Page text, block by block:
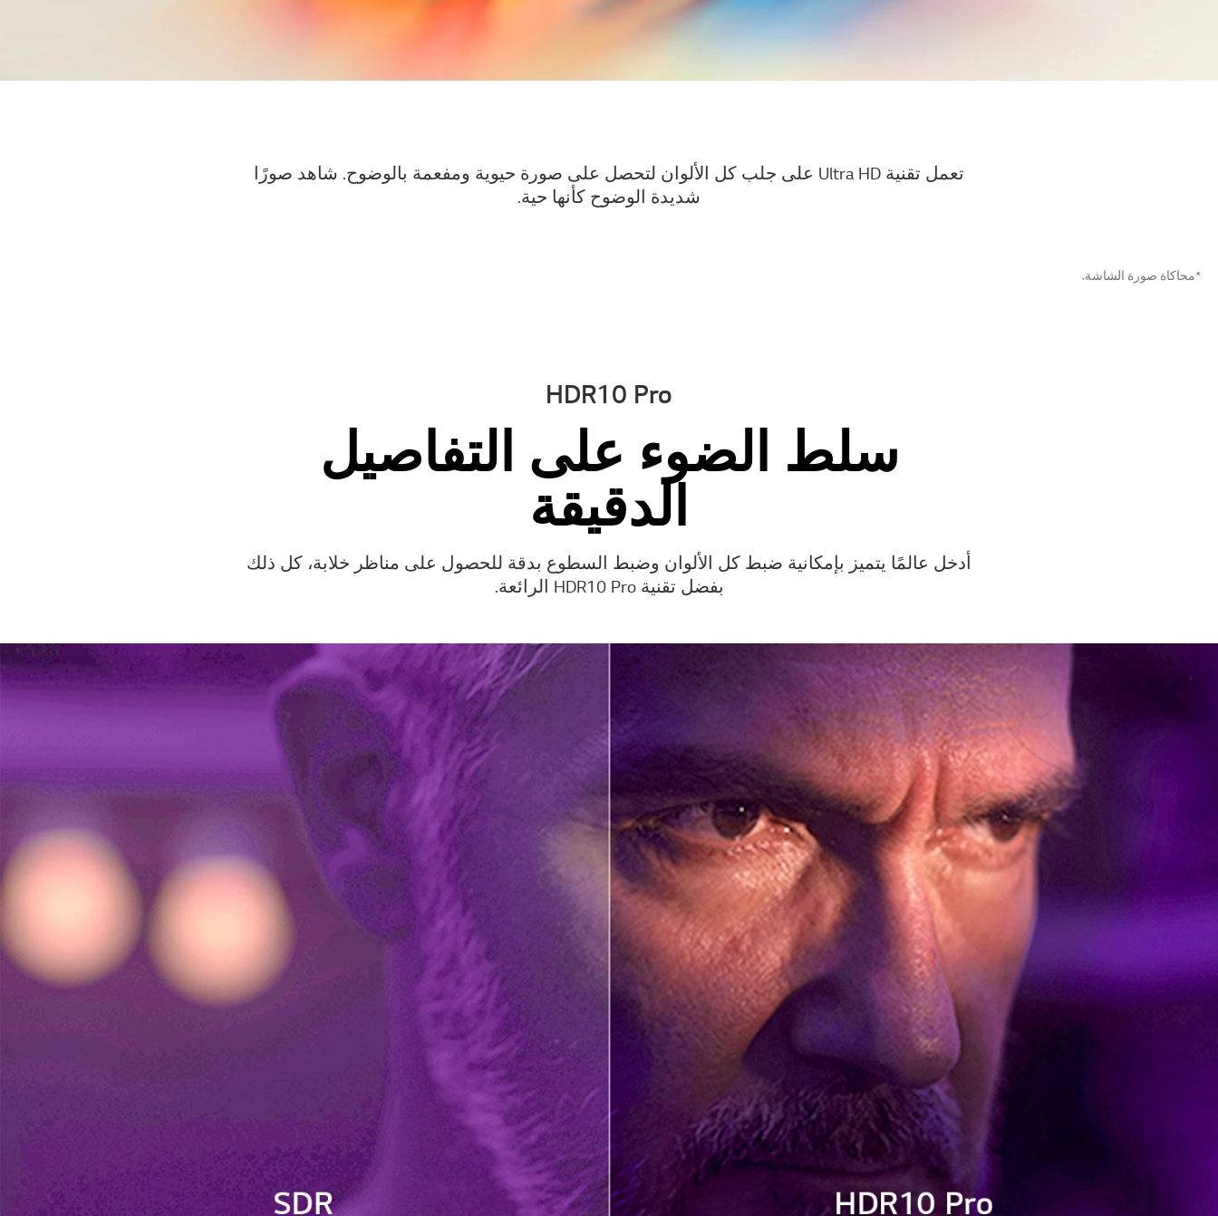
تعمل تقنية Ultra HD على جلب كل الألوان لتحصل على صورة حيوية ومفعمة بالوضوح. شاهد صورًا
شديدة الوضوح كأنها حية.
*محاكاة صورة الشاشة.
HDR10 Pro
سلط الضوء على التفاصيل
الدقيقة
أدخل عالمًا يتميز بإمكانية ضبط كل الألوان وضبط السطوع بدقة للحصول على مناظر خلابة، كل ذلك
بفضل تقنية HDR10 Pro الرائعة.